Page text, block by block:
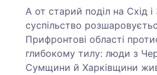
А от старий поділ на Схід і
суспільство
Прифронтові області
глибокому тилу: люди з
Сумщини й Харківщини